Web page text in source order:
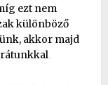
ezt nem
különböző
akkor majd